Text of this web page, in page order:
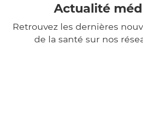
Actualité
Retrouvez les dernières
de la santé sur nos